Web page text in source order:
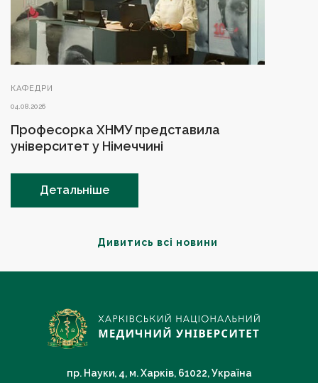
Дивитись всі новини
КАФЕДРИ
04.08.2026
Професорка ХНМУ представила
університет у Німеччині
Детальніше
пр. Науки, 4, м. Харків, 61022, Україна